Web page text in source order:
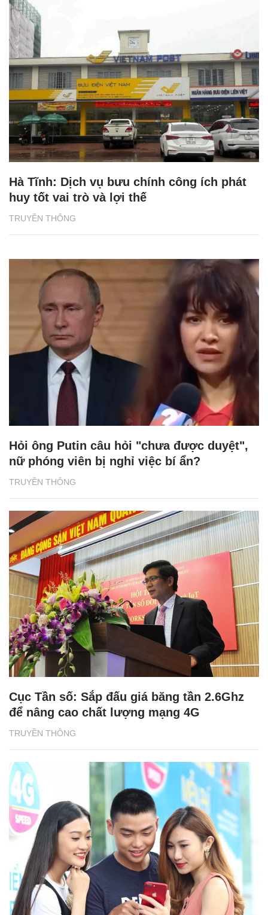
TRUYỀN THÔNG
Hà Tĩnh: Dịch vụ bưu chính công ích phát
huy tốt vai trò và lợi thế
TRUYỀN THÔNG
Hỏi ông Putin câu hỏi "chưa được duyệt",
nữ phóng viên bị nghỉ việc bí ẩn?
TRUYỀN THÔNG
Cục Tần số: Sắp đấu giá băng tần 2.6Ghz
để nâng cao chất lượng mạng 4G